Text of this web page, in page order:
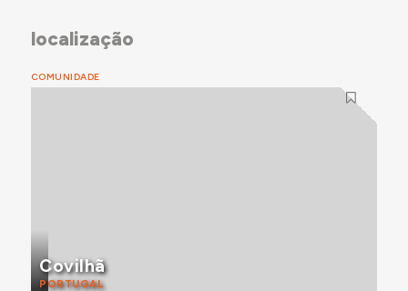
localização
COMUNIDADE
Covilhã
PORTUGAL